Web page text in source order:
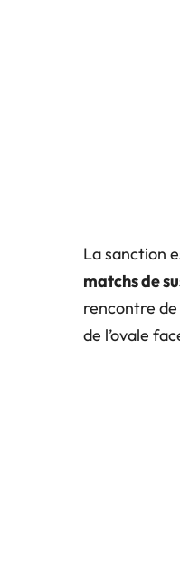
La sanction
matchs de
rencontre
de l’ovale